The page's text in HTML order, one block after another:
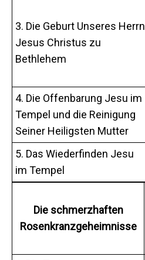
3. Die Geburt Unseres Herrn
Jesus Christus zu
Bethlehem
4. Die Offenbarung Jesu im
Tempel und die Reinigung
Seiner Heiligsten Mutter
5. Das Wiederfinden Jesu
im Tempel
Die schmerzhaften
Rosenkranzgeheimnisse